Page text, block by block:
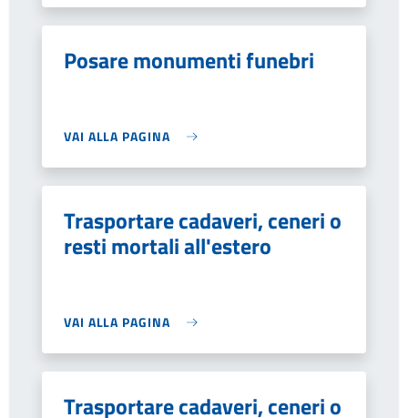
Posare monumenti funebri
VAI ALLA PAGINA
Trasportare cadaveri, ceneri o
resti mortali all'estero
VAI ALLA PAGINA
Trasportare cadaveri, ceneri o